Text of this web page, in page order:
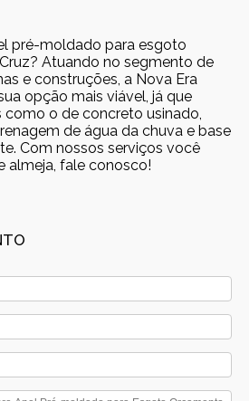
pré-moldado para esgoto
Atuando no segmento de
e construções, a Nova Era
opção mais viável, já que
como o de concreto usinado,
de água da chuva e base
Com nossos serviços você
almeja, fale conosco!